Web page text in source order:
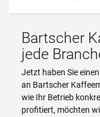
Bartscher
jede
Jetzt haben Sie
an Bartscher
wie Ihr Betrieb
profitiert, möchten